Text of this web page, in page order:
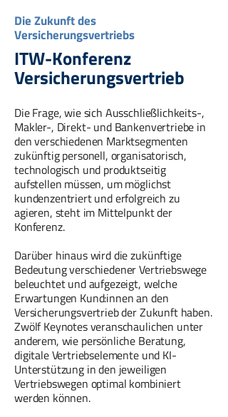
Die Zukunft des
Versicherungsvertriebs
ITW-Konferenz
Versicherungsvertrieb
Die Frage, wie sich Ausschließlichkeits-,
Makler-, Direkt- und Bankenvertriebe in
den verschiedenen Marktsegmenten
zukünftig personell, organisatorisch,
technologisch und produktseitig
aufstellen müssen, um möglichst
kundenzentriert und erfolgreich zu
agieren, steht im Mittelpunkt der
Konferenz.
Darüber hinaus wird die zukünftige
Bedeutung verschiedener Vertriebswege
beleuchtet und aufgezeigt, welche
Erwartungen Kund:innen an den
Versicherungsvertrieb der Zukunft haben.
Zwölf Keynotes veranschaulichen unter
anderem, wie persönliche Beratung,
digitale Vertriebselemente und KI-
Unterstützung in den jeweiligen
Vertriebswegen optimal kombiniert
werden können.